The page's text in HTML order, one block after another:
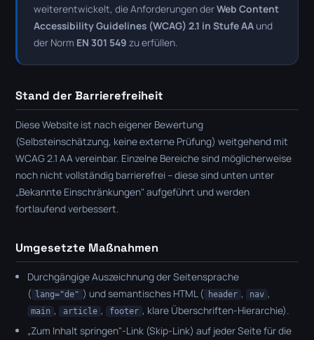
weiterentwickelt, die Anforderungen derWeb Content
Accessibility Guidelines (WCAG) 2.1 in Stufe AAund
der Norm EN 301 549 zu erfüllen.
Stand der Barrierefreiheit
Diese Website ist nach eigener Bewertung
(Selbsteinschätzung, keine externe Prüfung) weitgehend mit
WCAG 2.1 AA vereinbar. Einzelne Bereiche sind möglicherweise
noch nicht vollständig barrierefrei – diese sind unten unter
„Bekannte Einschränkungen" aufgeführt und werden
fortlaufend verbessert.
Umgesetzte Maßnahmen
Durchgängige Auszeichnung der Seitensprache
( lang="de" ) und semantisches HTML ( header , nav ,
main , article , footer , klare Überschriften-Hierarchie).
„Zum Inhalt springen"-Link (Skip-Link) auf jeder Seite für die